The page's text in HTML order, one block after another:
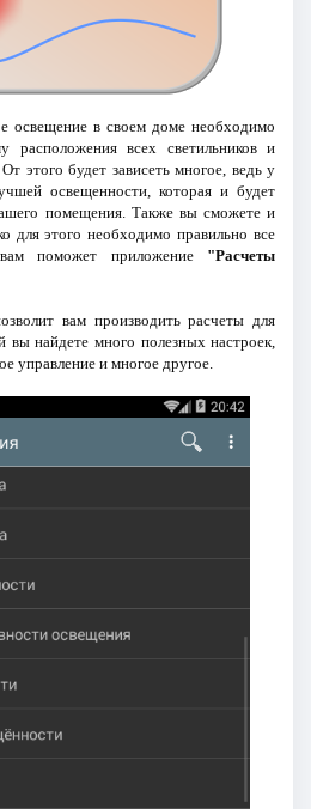
освещение в своем доме необходимо
расположения всех светильников и
этого будет зависеть многое, ведь у
освещенности, которая и будет
помещения. Также вы сможете и
для этого необходимо правильно все
поможет приложение "Расчеты
вам производить расчеты для
вы найдете много полезных настроек,
управление и многое другое.